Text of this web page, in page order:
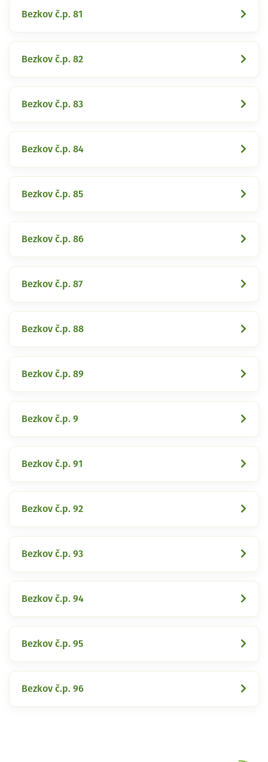
Bezkov č.p. 81
Bezkov č.p. 82
Bezkov č.p. 83
Bezkov č.p. 84
Bezkov č.p. 85
Bezkov č.p. 86
Bezkov č.p. 87
Bezkov č.p. 88
Bezkov č.p. 89
Bezkov č.p. 9
Bezkov č.p. 91
Bezkov č.p. 92
Bezkov č.p. 93
Bezkov č.p. 94
Bezkov č.p. 95
Bezkov č.p. 96